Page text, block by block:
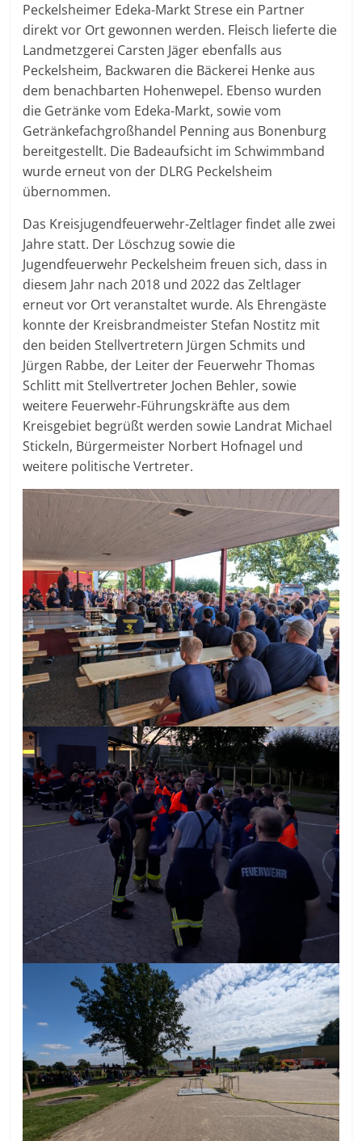
Peckelsheimer Edeka-Markt Strese ein Partner
direkt vor Ort gewonnen werden. Fleisch lieferte die
Landmetzgerei Carsten Jäger ebenfalls aus
Peckelsheim, Backwaren die Bäckerei Henke aus
dem benachbarten Hohenwepel. Ebenso wurden
die Getränke vom Edeka-Markt, sowie vom
Getränkefachgroßhandel Penning aus Bonenburg
bereitgestellt. Die Badeaufsicht im Schwimmband
wurde erneut von der DLRG Peckelsheim
übernommen.
Das Kreisjugendfeuerwehr-Zeltlager findet alle zwei
Jahre statt. Der Löschzug sowie die
Jugendfeuerwehr Peckelsheim freuen sich, dass in
diesem Jahr nach 2018 und 2022 das Zeltlager
erneut vor Ort veranstaltet wurde. Als Ehrengäste
konnte der Kreisbrandmeister Stefan Nostitz mit
den beiden Stellvertretern Jürgen Schmits und
Jürgen Rabbe, der Leiter der Feuerwehr Thomas
Schlitt mit Stellvertreter Jochen Behler, sowie
weitere Feuerwehr-Führungskräfte aus dem
Kreisgebiet begrüßt werden sowie Landrat Michael
Stickeln, Bürgermeister Norbert Hofnagel und
weitere politische Vertreter.